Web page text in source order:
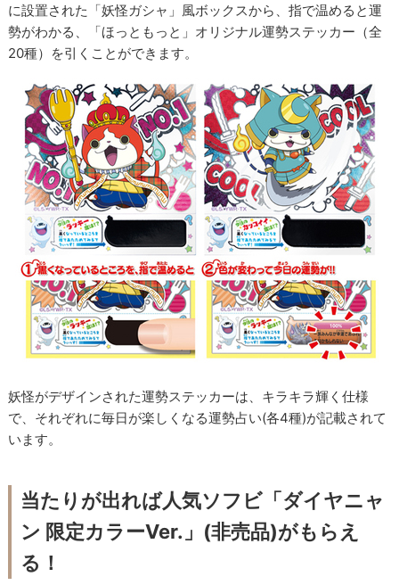
に設置された「妖怪ガシャ」風ボックスから、指で温めると運
勢がわかる、「ほっともっと」オリジナル運勢ステッカー（全
20種）を引くことができます。
妖怪がデザインされた運勢ステッカーは、キラキラ輝く仕様
で、それぞれに毎日が楽しくなる運勢占い(各4種)が記載されて
います。
当たりが出れば人気ソフビ「ダイヤニャ
ン 限定カラーVer.」(非売品)がもらえ
る！